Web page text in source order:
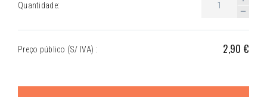
Quantidade:
Preço público (S/ IVA) : 2,90 €